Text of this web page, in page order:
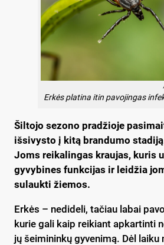
Erkės platina itin pavojingas
Šiltojo sezono pradžioje
išsivysto į kitą brandumo
Joms reikalingas kraujas, kuris
gyvybines funkcijas ir leidžia
sulaukti žiemos.
Erkės – nedideli, tačiau labai
kurie gali kaip reikiant apkartinti
jų šeimininkų gyvenimą. Dėl laiku